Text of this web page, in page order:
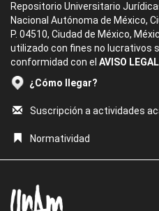
Repositorio Universitario
Nacional Autónoma de México,
P. 04510, Ciudad de México,
utilizado con fines no lucrativos
conformidad con el AVISO
¿Cómo llegar?
Suscripción a actividades
Normatividad